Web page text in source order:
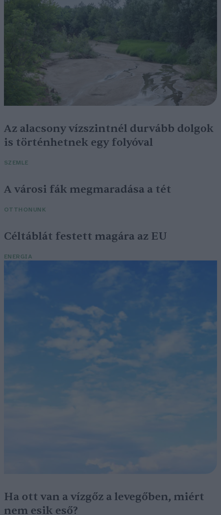
Az alacsony vízszintnél durvább dolgok
is történhetnek egy folyóval
SZEMLE
A városi fák megmaradása a tét
OTTHONUNK
Céltáblát festett magára az EU
ENERGIA
Ha ott van a vízgőz a levegőben, miért
nem esik eső?